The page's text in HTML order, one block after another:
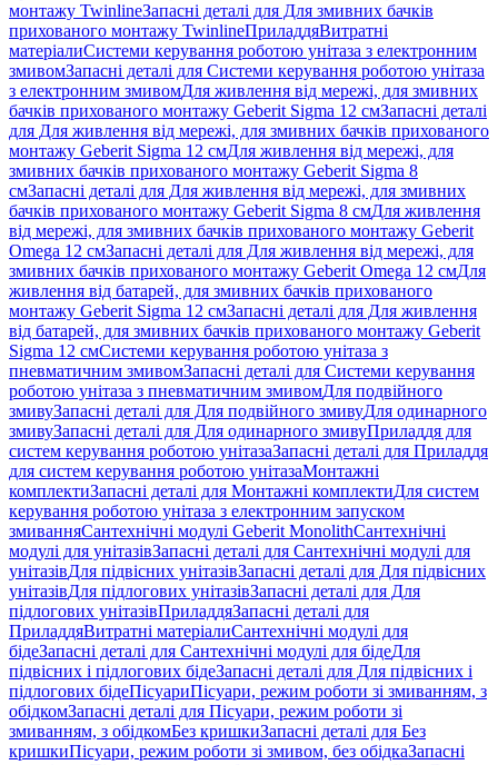
монтажу TwinlineЗапасні деталі для Для змивних бачків
прихованого монтажу TwinlineПриладдяВитратні
матеріалиСистеми керування роботою унітаза з електронним
змивомЗапасні деталі для Системи керування роботою унітаза
з електронним змивомДля живлення від мережі, для змивних
бачків прихованого монтажу Geberit Sigma 12 смЗапасні деталі
для Для живлення від мережі, для змивних бачків прихованого
монтажу Geberit Sigma 12 смДля живлення від мережі, для
змивних бачків прихованого монтажу Geberit Sigma 8
смЗапасні деталі для Для живлення від мережі, для змивних
бачків прихованого монтажу Geberit Sigma 8 смДля живлення
від мережі, для змивних бачків прихованого монтажу Geberit
Omega 12 смЗапасні деталі для Для живлення від мережі, для
змивних бачків прихованого монтажу Geberit Omega 12 смДля
живлення від батарей, для змивних бачків прихованого
монтажу Geberit Sigma 12 смЗапасні деталі для Для живлення
від батарей, для змивних бачків прихованого монтажу Geberit
Sigma 12 смСистеми керування роботою унітаза з
пневматичним змивомЗапасні деталі для Системи керування
роботою унітаза з пневматичним змивомДля подвійного
змивуЗапасні деталі для Для подвійного змивуДля одинарного
змивуЗапасні деталі для Для одинарного змивуПриладдя для
систем керування роботою унітазаЗапасні деталі для Приладдя
для систем керування роботою унітазаМонтажні
комплектиЗапасні деталі для Монтажні комплектиДля систем
керування роботою унітаза з електронним запуском
змиванняСантехнічні модулі Geberit MonolithСантехнічні
модулі для унітазівЗапасні деталі для Сантехнічні модулі для
унітазівДля підвісних унітазівЗапасні деталі для Для підвісних
унітазівДля підлогових унітазівЗапасні деталі для Для
підлогових унітазівПриладдяЗапасні деталі для
ПриладдяВитратні матеріалиСантехнічні модулі для
бідеЗапасні деталі для Сантехнічні модулі для бідеДля
підвісних і підлогових бідеЗапасні деталі для Для підвісних і
підлогових бідеПісуариПісуари, режим роботи зі змиванням, з
обідкомЗапасні деталі для Пісуари, режим роботи зі
змиванням, з обідкомБез кришкиЗапасні деталі для Без
кришкиПісуари, режим роботи зі змивом, без обідкаЗапасні